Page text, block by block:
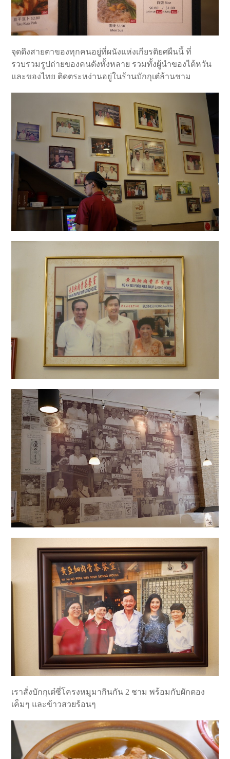
จุดดึงสายตาของทุกคนอยู่ที่ผนังแห่งเกียรติยศผืนนี้ ที่
รวบรวมรูปถ่ายของคนดังทั้งหลาย รวมทั้งผู้นำของไต้หวัน
และของไทย ติดตระหง่านอยู่ในร้านบักกุเต๋ล้านชาม
เราสั่งบักกุเต๋ซี่โครงหมูมากินกัน 2 ชาม พร้อมกับผักดอง
เค็มๆ และข้าวสวยร้อนๆ